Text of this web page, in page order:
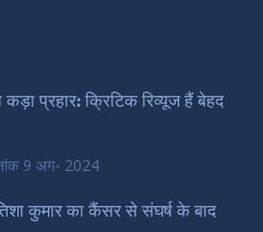
प्रहार: क्रिटिक रिव्यूज हैं बेहद
9 अग॰ 2024
कुमार का कैंसर से संघर्ष के बाद